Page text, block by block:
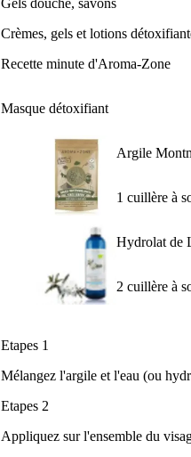
Gels douche, savons
Crèmes, gels et lotions
Recette minute d'Aroma-Zone
Masque détoxifiant
Argile
1 cuillère à
Hydrolat de
2 cuillère à
Etapes 1
Mélangez l'argile et l'eau (ou
Etapes 2
Appliquez sur l'ensemble du